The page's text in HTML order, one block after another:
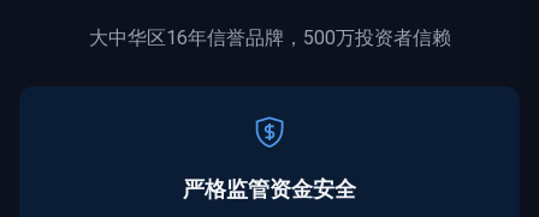
大中华区16年信誉品牌，500万投资者信赖
严格监管资金安全